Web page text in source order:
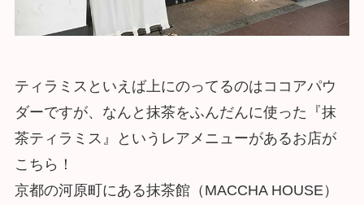
ティラミスといえば上にのってるのはココアパウ
ダーですが、なんと抹茶をふんだんに使った『抹
茶ティラミス』というレアメニューがあるお店が
こちら！
京都の河原町にある抹茶館（MACCHA HOUSE）